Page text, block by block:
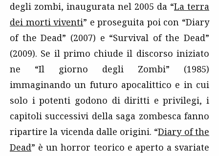
degli zombi, inaugurata nel 2005 da “La terra
dei morti viventi” e proseguita poi con “Diary
of the Dead” (2007) e “Survival of the Dead”
(2009). Se il primo chiude il discorso iniziato
ne “Il giorno degli Zombi” (1985)
immaginando un futuro apocalittico e in cui
solo i potenti godono di diritti e privilegi, i
capitoli successivi della saga zombesca fanno
ripartire la vicenda dalle origini. “Diary of the
Dead” è un horror teorico e aperto a svariate